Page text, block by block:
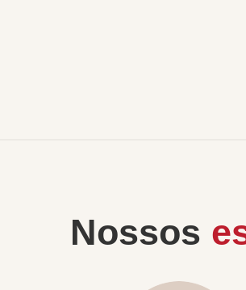
Nossos